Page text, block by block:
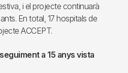
i el projecte continuarà
En total, 17 hospitals de
ACCEPT.
a 15 anys vista